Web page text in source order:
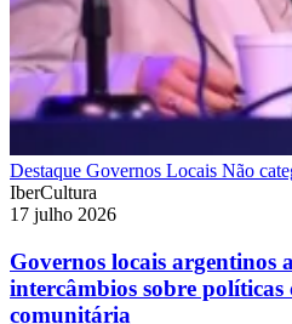
Destaque Governos Locais Não
IberCultura
17 julho 2026
Governos locais argentinos
intercâmbios sobre políticas
comunitária